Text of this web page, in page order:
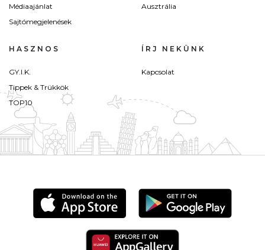
Médiaajánlat
Sajtómegjelenések
Ausztrália
HASZNOS
GY.I.K.
Tippek & Trükkök
TOP10
ÍRJ NEKÜNK
Kapcsolat